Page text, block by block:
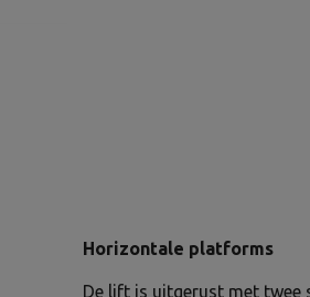
Horizontale platforms
De lift is uitgerust met